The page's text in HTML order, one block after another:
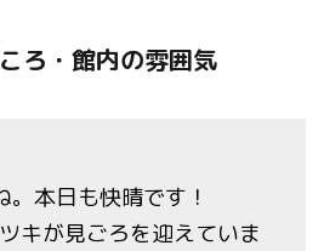
ろ・館内の雰囲気
本日も快晴です！
キが見ごろを迎えていま